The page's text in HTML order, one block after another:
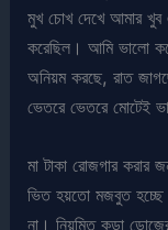
মুখ চোখ দেখে আমার খুব
করেছিল। আমি ভালো
অনিয়ম করছে, রাত
ভেতরে ভেতরে মোটেই
মা টাকা রোজগার করার
ভিত হয়তো মজবুত
না। নিয়মিত কড়া